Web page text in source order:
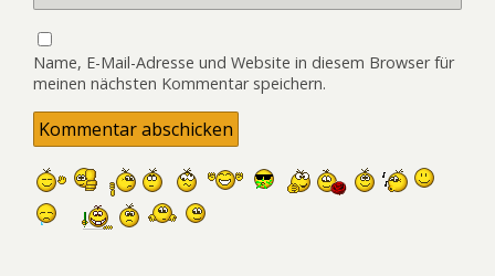
Name, E-Mail-Adresse und Website in diesem Browser für
meinen nächsten Kommentar speichern.